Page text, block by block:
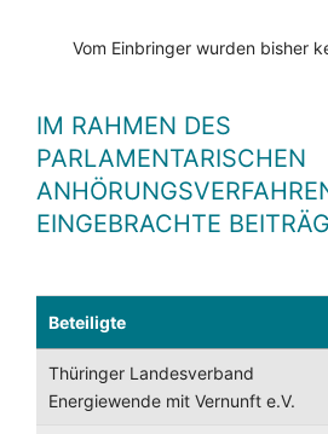
Vom Einbringer wurden bisher
IM RAHMEN DES
PARLAMENTARISCHEN
EINGEBRACHTE
Beteiligte
Thüringer Landesverband
Energiewende mit Vernunft e.V.